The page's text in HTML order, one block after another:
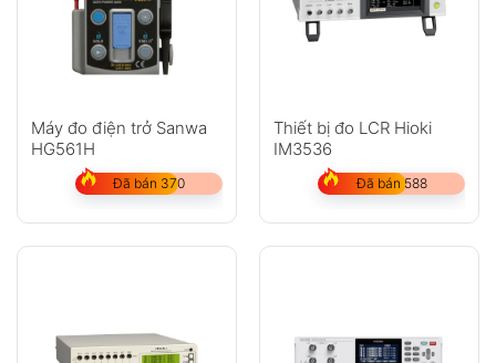
Máy đo điện trở Sanwa
HG561H
Đã bán 370
Thiết bị đo LCR Hioki
IM3536
Đã bán 588